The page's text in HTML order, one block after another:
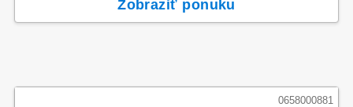
Zobraziť ponuku
0658000881